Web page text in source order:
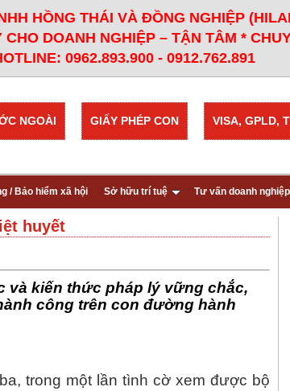
HỒNG THÁI VÀ ĐỒNG NGHIỆP
DOANH NGHIỆP – TẬN TÂM *
0962.893.900 - 0912.762.891
VISA, GPLD,
GIẤY PHÉP CON
NGOÀI
/ Bảo hiểm xã hội Sở hữu trí tuệ Tư vấn doanh nghiệp
huyết
và kiến thức pháp lý vững chắc,
công trên con đường hành
trong một lần tình cờ xem được bộ